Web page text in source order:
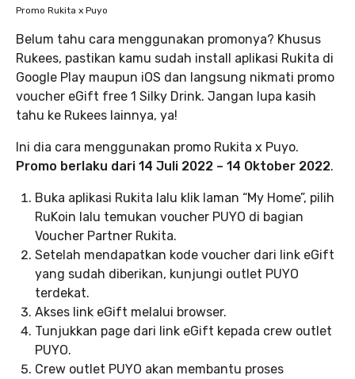
Promo Rukita x Puyo
Belum tahu cara menggunakan promonya? Khusus
Rukees, pastikan kamu sudah install aplikasi Rukita di
Google Play maupun iOS dan langsung nikmati promo
voucher eGift free 1 Silky Drink. Jangan lupa kasih
tahu ke Rukees lainnya, ya!
Ini dia cara menggunakan promo Rukita x Puyo.
Promo berlaku dari 14 Juli 2022 – 14 Oktober 2022.
Buka aplikasi Rukita lalu klik laman “My Home”, pilih
RuKoin lalu temukan voucher PUYO di bagian
Voucher Partner Rukita.
Setelah mendapatkan kode voucher dari link eGift
yang sudah diberikan, kunjungi outlet PUYO
terdekat.
Akses link eGift melalui browser.
Tunjukkan page dari link eGift kepada crew outlet
PUYO.
Crew outlet PUYO akan membantu proses